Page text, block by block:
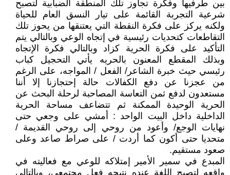
بين طرفيها وفكرة تجاوز تلك المنطقة الضبابية لتصبح
شرعية التجربة القائمة على تيار النسق العام للحياة
ولكنه يركز على فكرة النقطة التي يعتنقها من يحوز تلك
التقاطعات كتحديات رئيسية في إتجاه الوعي وبالتالي يتم
التأكيد على فكرة الحرية كزاد وبالتالي فكرة الإتجاه
وبذلك المقطع المعنون بالحريه يأتي التحجيل كباب
رئيسي حيث خبرة الشاعر/ الفعل / المواجه، على الرغم
من عجزنا عن دفع الكفالات حالة إحتجازنا إلا أننا
مستعدون لدفع ثمن التعاسة المصاحبة لرحلة البحث عن
الحرية الوحيدة الممكنة ثم تتضاعف مساحة الحرية
الداخلية داخل البيت الواحد : أمشي على وجعي حتى
نهايات الوجع/ وأعود من روحي إلى روحي القديمة /
متحديا حتى أكون كما أردت / على صراط صاعد وعلى
صعود مستقيم.
المبدع في سمير الأمير إمتلاكه للوعي مع فعاليته في
واقعه لتصبح اللغة عنده نتيجه فعل مجتمعي، وبالتالي